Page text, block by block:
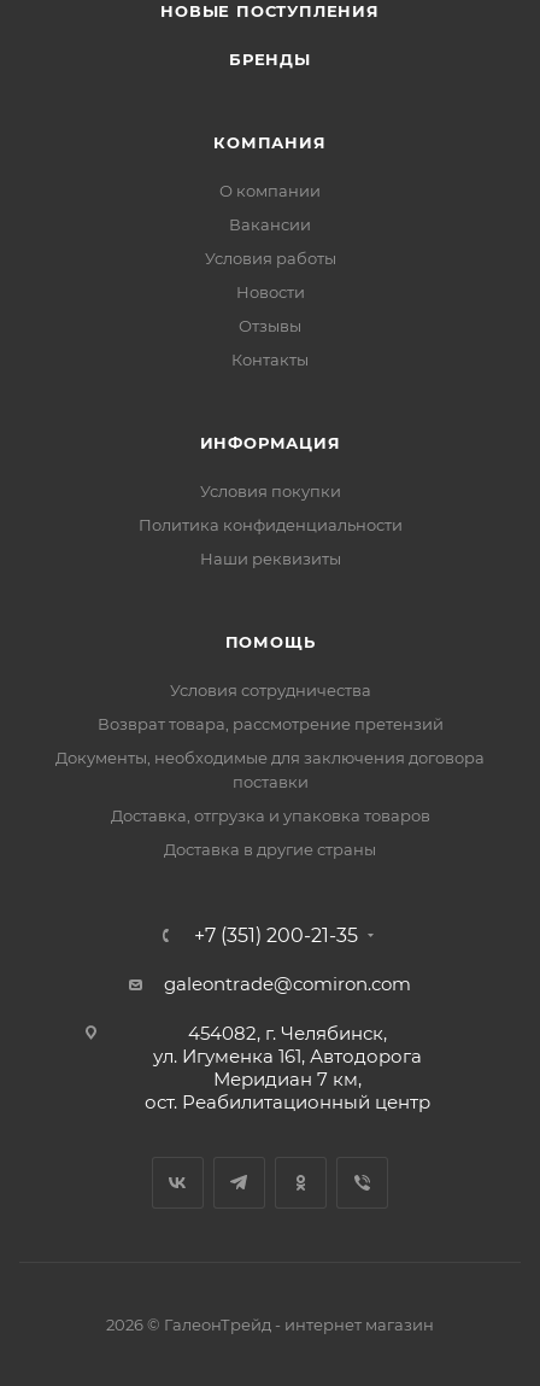
НОВЫЕ ПОСТУПЛЕНИЯ
БРЕНДЫ
КОМПАНИЯ
О компании
Вакансии
Условия работы
Новости
Отзывы
Контакты
ИНФОРМАЦИЯ
Условия покупки
Политика конфиденциальности
Наши реквизиты
ПОМОЩЬ
Условия сотрудничества
Возврат товара, рассмотрение претензий
Документы, необходимые для заключения договора
поставки
Доставка, отгрузка и упаковка товаров
Доставка в другие страны
+7 (351) 200-21-35
galeontrade@comiron.com
454082, г. Челябинск,
ул. Игуменка 161, Автодорога
Меридиан 7 км,
ост. Реабилитационный центр
2026 © ГалеонТрейд - интернет магазин